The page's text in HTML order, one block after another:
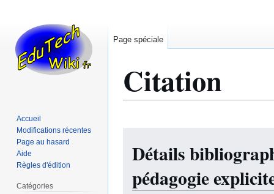
Citation
navigation
recherche
Détails
pédagogie
Page spéciale
Accueil
Modifications récentes
Page au hasard
Aide
Règles d'édition
Catégories